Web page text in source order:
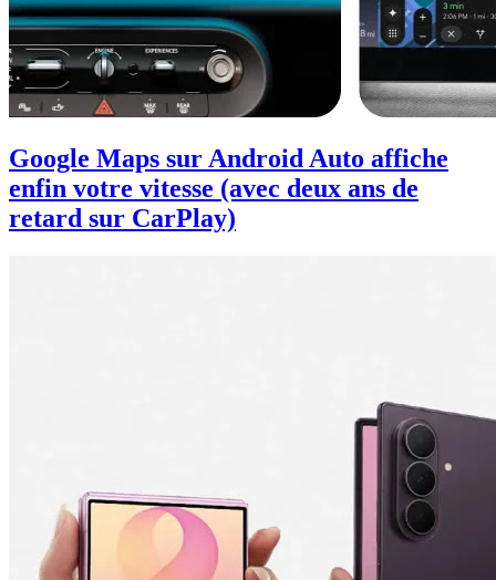
Google Maps sur Android Auto affiche
enfin votre vitesse (avec deux ans de
retard sur CarPlay)